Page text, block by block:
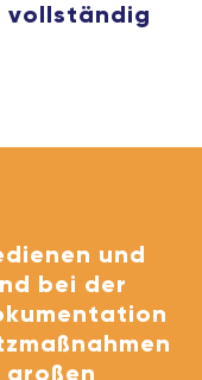
vollständig
und
bei der
großen